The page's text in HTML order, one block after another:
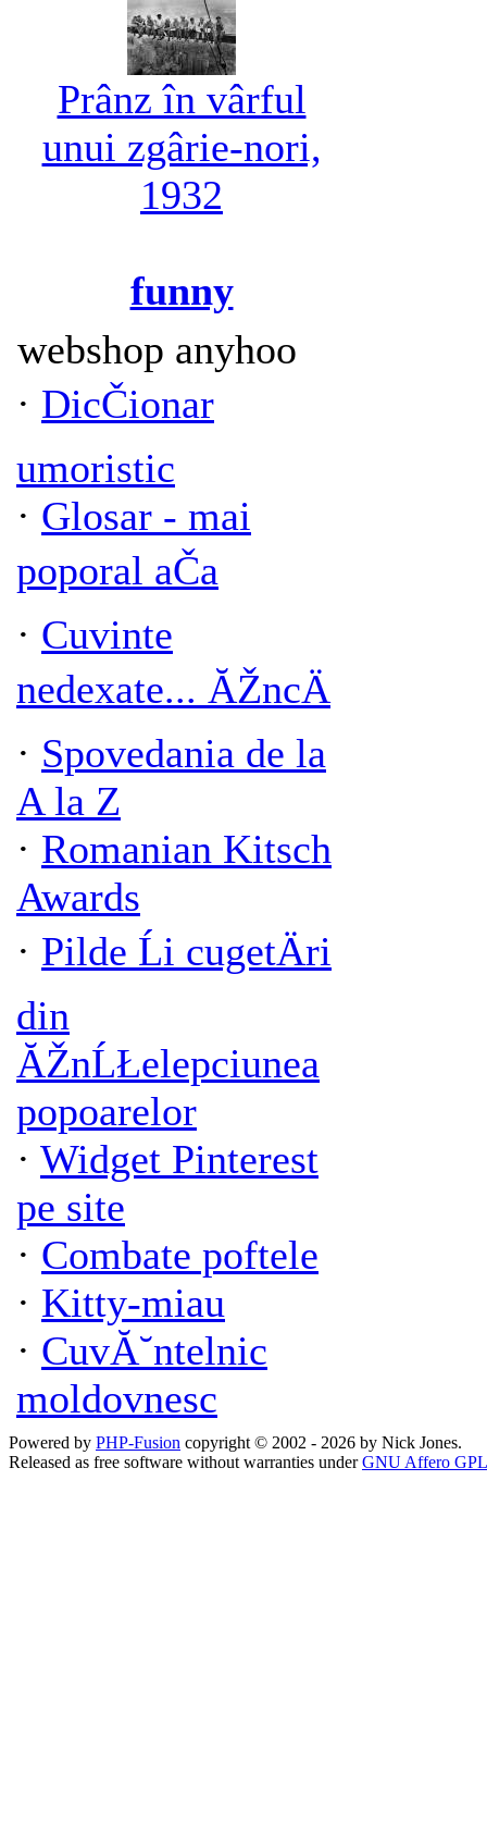
Prânz în vârful
unui zgârie-nori,
1932
funny
webshop anyhoo
· DicČionar
umoristic
· Glosar - mai
poporal aČa
· Cuvinte
nedexate... ĂŽncÄ
· Spovedania de la
A la Z
· Romanian Kitsch
Awards
· Pilde Ĺi cugetÄri
din
ĂŽnĹŁelepciunea
popoarelor
· Widget Pinterest
pe site
· Combate poftele
· Kitty-miau
· CuvĂ˘ntelnic
moldovnesc
Powered by PHP-Fusion copyright © 2002 - 2026 by Nick Jones.
Released as free software without warranties underGNU Affero GPL